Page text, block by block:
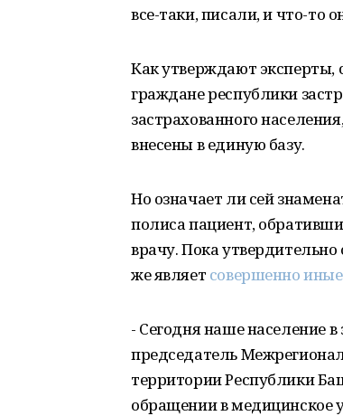
все-таки, писали, и что-то
Как утверждают эксперты,
граждане республики
застрахованного
внесены в единую базу.
Но означает ли сей
полиса пациент,
врачу. Пока
же являет совершенно
- Сегодня наше население
председатель
территории Республики
обращении в медицинское